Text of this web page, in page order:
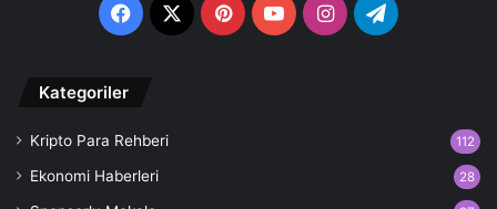
Facebook
X PinterestYouTubeInstagramTelegram
Kategoriler
Kripto Para Rehberi 112
Ekonomi Haberleri 28